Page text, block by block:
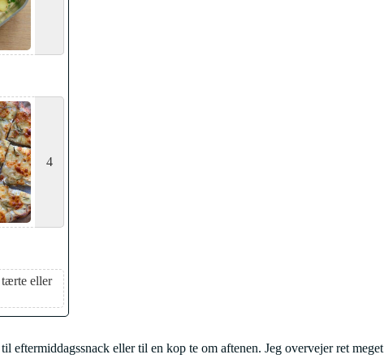
4
tærte eller
eftermiddagssnack eller til en kop te om aftenen. Jeg overvejer ret meget